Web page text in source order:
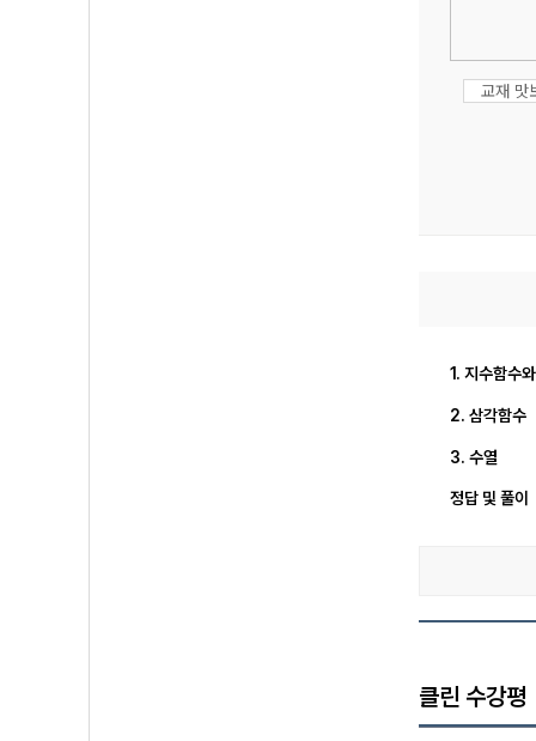
교재 맛
1. 지수함수
2. 삼각함수
3. 수열
정답 및 풀이
클린 수강평